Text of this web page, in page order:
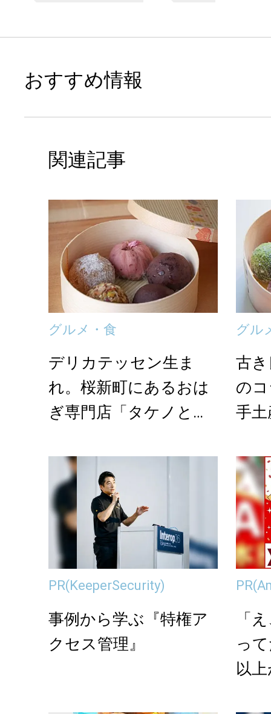
おすすめ情報
関連記事
グルメ・食
デリカテッセン生ま
れ。桜新町にあるおは
ぎ専門店「タケノとお
グル
古
の
手
PR(KeeperSecurity)
事例から学ぶ『特権ア
クセス管理』
PR
「
っ
以